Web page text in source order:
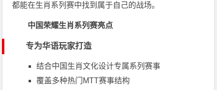
都能在生肖系列赛中找到属于自己的战场。
中国荣耀生肖系列赛亮点
专为华语玩家打造
结合中国生肖文化设计专属系列赛事
覆盖多种热门MTT赛事结构